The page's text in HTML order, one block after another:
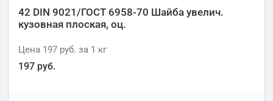
42 DIN 9021/ГОСТ 6958-70 Шайба увелич.
кузовная плоская, оц.
Цена 197 руб. за 1 кг
197 руб.